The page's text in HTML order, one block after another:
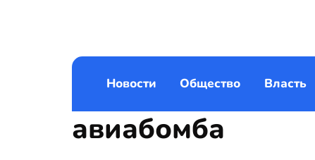
Новости Общество Власть
авиабомба